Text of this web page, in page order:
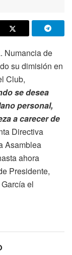
Numancia de
su dimisión en
Club,
se desea
personal,
a carecer de
Directiva
Asamblea
ahora
Presidente,
el